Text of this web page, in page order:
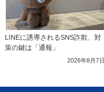
LINEに誘導されるSNS詐欺、対
策の鍵は「通報」
2026年8月7日